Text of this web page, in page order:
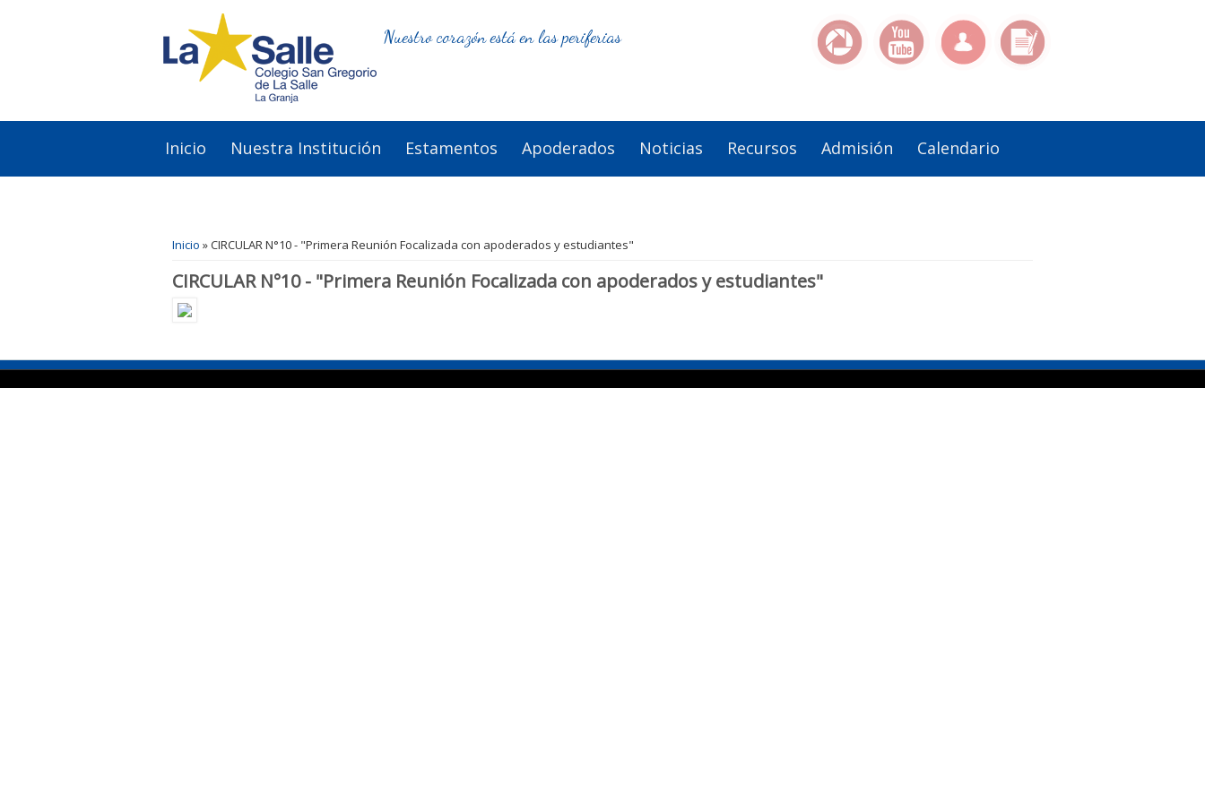
Nuestro corazón está en las periferias
Inicio Nuestra Institución Estamentos Apoderados Noticias Recursos Admisión Calendario
Inicio » CIRCULAR N°10 - "Primera Reunión Focalizada con apoderados y estudiantes"
CIRCULAR N°10 - "Primera Reunión Focalizada con apoderados y estudiantes"